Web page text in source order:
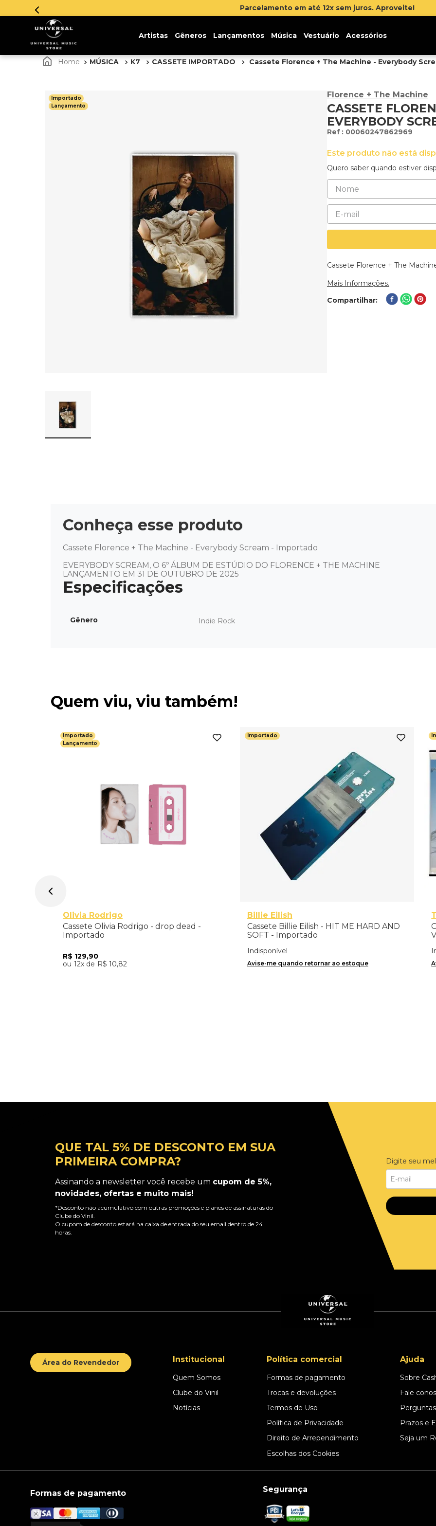
Parcelamento em até 12x sem juros. Aproveite!
Artistas Gêneros Lançamentos Música Vestuário Acessórios
MÚSICA K7 CASSETE IMPORTADO Cassete Florence + The Machine - Everybody
Importado
Lançamento
Florence + The Machine
CASSETE
EVERYBODY
: 00060247862969
Este produto não está
Quero saber quando estiver
Cassete Florence + The
Mais Informações.
Compartilhar
Conheça esse produto
Cassete Florence + The Machine - Everybody Scream - Importado
EVERYBODY SCREAM, O 6º ÁLBUM DE ESTÚDIO DO FLORENCE + THE MACHINE
LANÇAMENTO EM 31 DE OUTUBRO DE 2025
Gênero Indie Rock
Quem viu, viu também!
Importado
Lançamento
Olivia Rodrigo
Cassete Olivia Rodrigo - drop dead -
Importado
R$ 129,90
12
R$ 10,82
Importado
Billie Eilish
Cassete Billie Eilish - HIT ME HARD AND
SOFT - Importado
Indisponível
Avise-me quando retornar ao estoque
QUE TAL 5% DE DESCONTO EM SUA
PRIMEIRA COMPRA?
Assinando a newsletter você recebe um cupom de 5%,
novidades, ofertas e muito mais!
*Desconto não acumulativo com outras promoções e planos de assinaturas do
Clube do Vinil.
O cupom de desconto estará na caixa de entrada do seu email dentro de 24
horas.
Digite seu
Área do Revendedor Institucional
Quem Somos
Clube do Vinil
Notícias
Política comercial
Formas de pagamento
Trocas e devoluções
Termos de Uso
Política de Privacidade
Direito de Arrependimento
Escolhas dos Cookies
Ajuda
Sobre
Fale
Prazos e
Seja um
Formas de pagamento Segurança